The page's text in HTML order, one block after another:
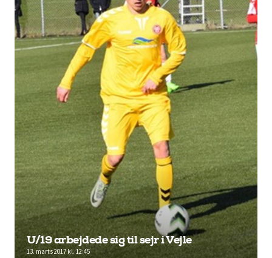
U/19 arbejdede sig til sejr i Vejle
13. marts 2017 kl. 12:45